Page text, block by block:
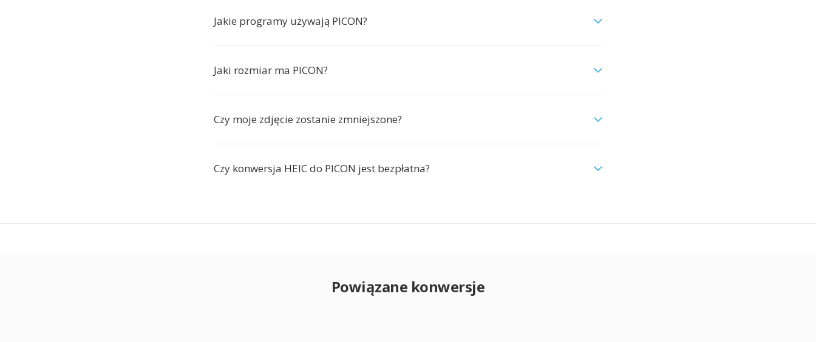
Jakie programy używają PICON?
Jaki rozmiar ma PICON?
Czy moje zdjęcie zostanie zmniejszone?
Czy konwersja HEIC do PICON jest bezpłatna?
Powiązane konwersje